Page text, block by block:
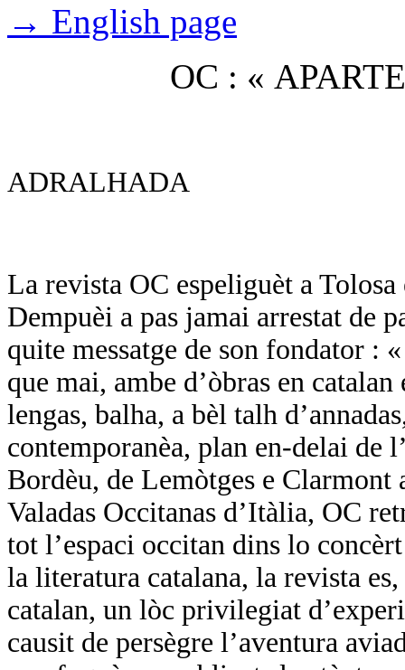
→ English page
OC : «
ADRALHADA
La revista OC espeliguèt a
Dempuèi a pas jamai arrestat de
quite messatge de son fondator :
que mai, ambe d’òbras en
lengas, balha, a bèl talh
contemporanèa, plan en-delai de
Bordèu, de Lemòtges e Clarmont
Valadas Occitanas d’Itàlia, OC
tot l’espaci occitan dins lo
la literatura catalana, la revista
catalan, un lòc privilegiat
causit de persègre l’aventura